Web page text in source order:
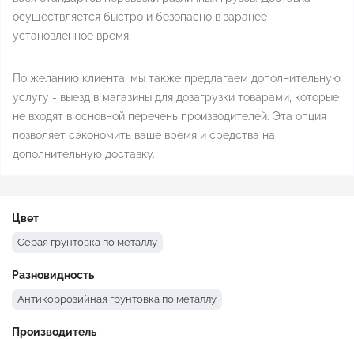
осуществляется быстро и безопасно в заранее
установленное время.
По желанию клиента, мы также предлагаем дополнительную
услугу - выезд в магазины для дозагрузки товарами, которые
не входят в основной перечень производителей. Эта опция
позволяет сэкономить ваше время и средства на
дополнительную доставку.
Цвет
Серая грунтовка по металлу
Разновидность
Антикоррозийная грунтовка по металлу
Производитель